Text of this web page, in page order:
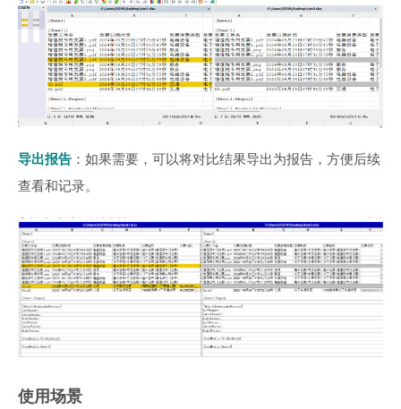
导出报告 ：如果需要，可以将对比结果导出为报告，方便后续
查看和记录。
使用场景